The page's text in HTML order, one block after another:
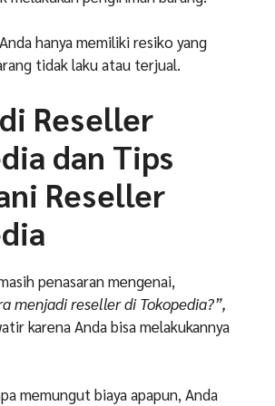
hanya memiliki resiko yang
tidak laku atau terjual.
Reseller
dan Tips
Reseller
penasaran mengenai,
menjadi reseller di Tokopedia?”,
karena Anda bisa melakukannya
memungut biaya apapun, Anda